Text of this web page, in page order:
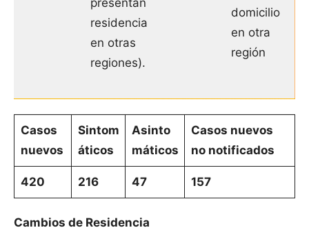
presentan
residencia
en otras
regiones).
domicilio
en otra
región
Casos
nuevos
Sintom
áticos
Asinto
máticos
Casos nuevos
no notificados
420 216 47 157
Cambios de Residencia